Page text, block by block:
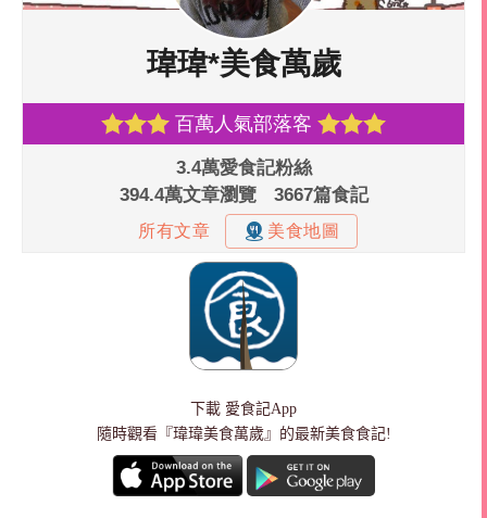
下載 愛食記App
隨時觀看『瑋瑋美食萬歲』的最新美食食記!